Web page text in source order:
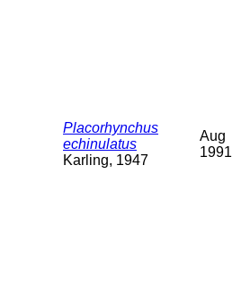
Placorhynchus
echinulatus
Karling, 1947
Aug
1991